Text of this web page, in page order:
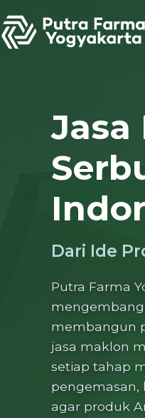
to
content
Dari Ide
Putra Farma
membangun
jasa maklon
setiap tahap
pengemasan,
agar produk